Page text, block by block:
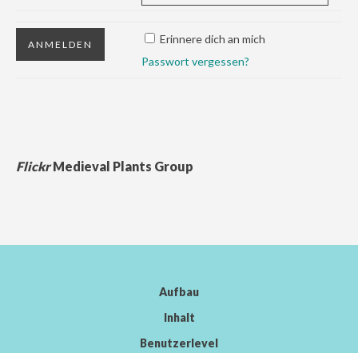
Erinnere dich an mich
Passwort vergessen?
FlickrMedieval Plants Group
Aufbau
Inhalt
Benutzerlevel